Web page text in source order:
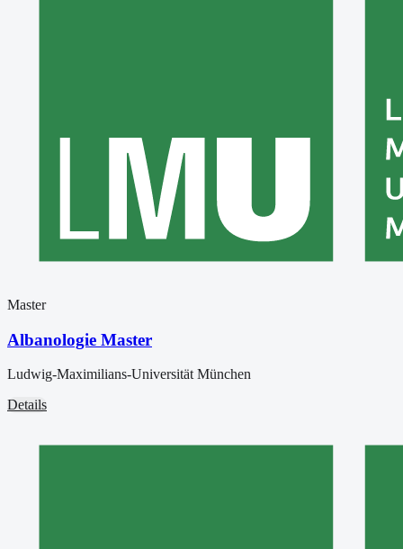
Master
Albanologie Master
Ludwig-Maximilians-Universität München
Details